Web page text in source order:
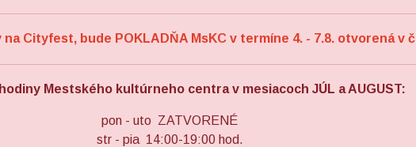
Cityfest, bude POKLADŇA MsKC v termíne 4. - 7.8. otvorená v
Mestského kultúrneho centra v mesiacoch JÚL a AUGUST:
pon - uto ZATVORENÉ
str - pia 14:00-19:00 hod.